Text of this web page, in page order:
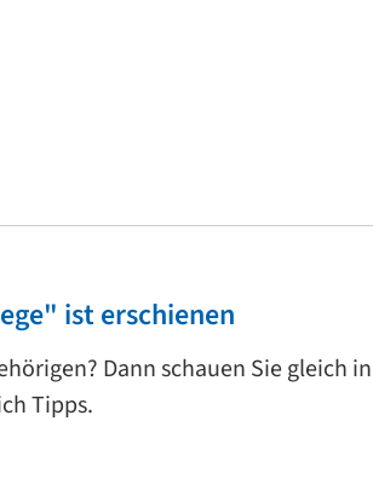
ist erschienen
Dann schauen Sie gleich in
Tipps.